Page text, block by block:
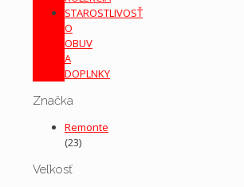
STAROSTLIVOSŤ
O
OBUV
A
DOPLNKY
Značka
Remonte
(23)
Veľkosť